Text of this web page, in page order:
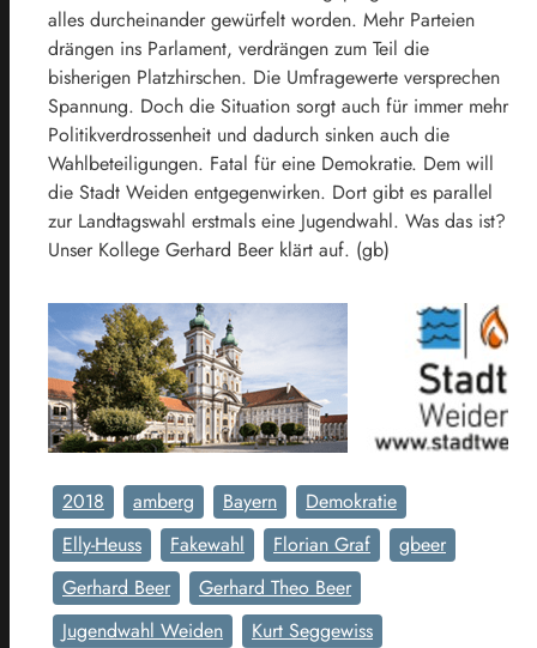
alles durcheinander gewürfelt worden. Mehr Parteien
drängen ins Parlament, verdrängen zum Teil die
bisherigen Platzhirschen. Die Umfragewerte versprechen
Spannung. Doch die Situation sorgt auch für immer mehr
Politikverdrossenheit und dadurch sinken auch die
Wahlbeteiligungen. Fatal für eine Demokratie. Dem will
die Stadt Weiden entgegenwirken. Dort gibt es parallel
zur Landtagswahl erstmals eine Jugendwahl. Was das ist?
Unser Kollege Gerhard Beer klärt auf. (gb)
2018 amberg Bayern
Demokratie
Elly-Heuss
Fakewahl Florian Graf
gbeer
Gerhard Beer
Gerhard Theo Beer
Jugendwahl Weiden
Kurt Seggewiss